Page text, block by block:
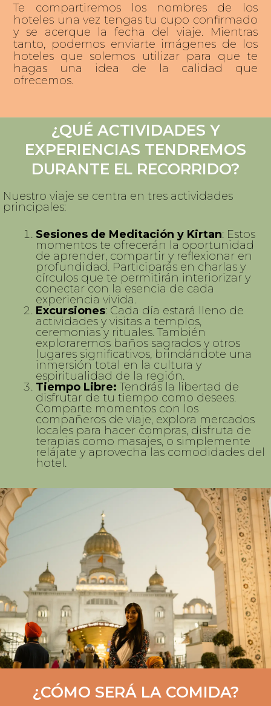
UDAIPUR
RISHIKESH
VRINDAVAN
DELHI
JAIPUR
ASHRAM GEV
Te compartiremos los nombres de los
hoteles una vez tengas tu cupo confirmado
y se acerque la fecha del viaje. Mientras
tanto, podemos enviarte imágenes de los
hoteles que solemos utilizar para que te
hagas una idea de la calidad que
ofrecemos.
¿QUÉ ACTIVIDADES Y
EXPERIENCIAS TENDREMOS
DURANTE EL RECORRIDO?
Nuestro viaje se centra en tres actividades
principales:
Sesiones de Meditación y Kirtan: Estos
momentos te ofrecerán la oportunidad
de aprender, compartir y reflexionar en
profundidad. Participarás en charlas y
círculos que te permitirán interiorizar y
conectar con la esencia de cada
experiencia vivida.
Excursiones: Cada día estará lleno de
actividades y visitas a templos,
ceremonias y rituales. También
exploraremos baños sagrados y otros
lugares significativos, brindándote una
inmersión total en la cultura y
espiritualidad de la región.
Tiempo Libre: Tendrás la libertad de
disfrutar de tu tiempo como desees.
Comparte momentos con los
compañeros de viaje, explora mercados
locales para hacer compras, disfruta de
terapias como masajes, o simplemente
relájate y aprovecha las comodidades del
hotel.
¿CÓMO SERÁ LA COMIDA?